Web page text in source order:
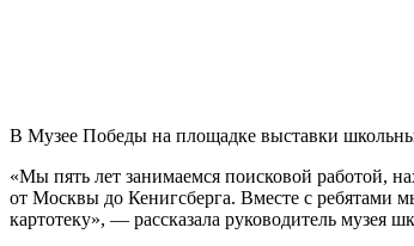
В Музее Победы на площадке выставки
«Мы пять лет занимаемся поисковой работой,
от Москвы до Кенигсберга. Вместе с ребятами
картотеку», — рассказала руководитель